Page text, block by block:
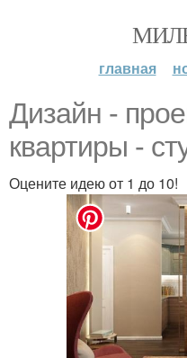
главная
Дизайн -
квартиры -
Оцените идею от 1 до 10!